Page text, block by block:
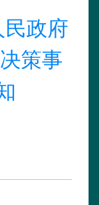
政府
策事